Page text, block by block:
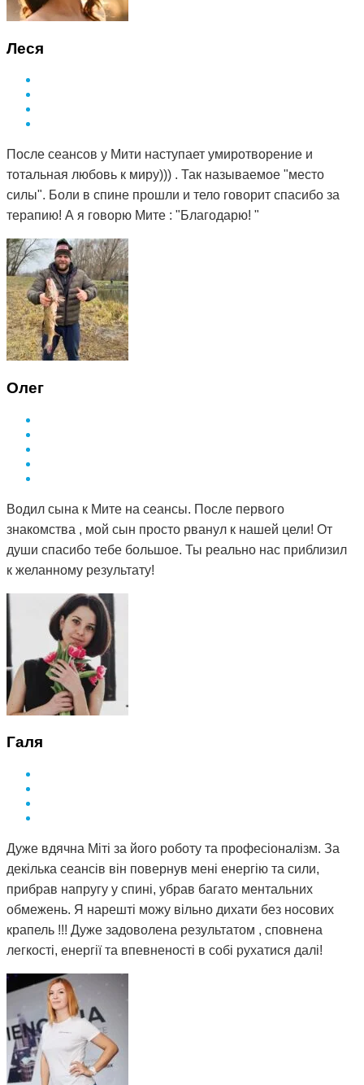
Леся
После сеансов у Мити наступает умиротворение и
тотальная любовь к миру))) . Так называемое "место
силы". Боли в спине прошли и тело говорит спасибо за
терапию! А я говорю Мите : "Благодарю! "
Олег
Водил сына к Мите на сеансы. После первого
знакомства , мой сын просто рванул к нашей цели! От
души спасибо тебе большое. Ты реально нас приблизил
к желанному результату!
Галя
Дуже вдячна Міті за його роботу та професіоналізм. За
декілька сеансів він повернув мені енергію та сили,
прибрав напругу у спині, убрав багато ментальних
обмежень. Я нарешті можу вільно дихати без носових
крапель !!! Дуже задоволена результатом , сповнена
легкості, енергії та впевненості в собі рухатися далі!